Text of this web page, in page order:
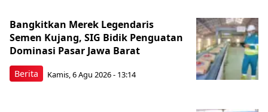
Berita
Bangkitkan Merek Legendaris
Semen Kujang, SIG Bidik Penguatan
Dominasi Pasar Jawa Barat
Kamis, 6 Agu 2026 - 13:14